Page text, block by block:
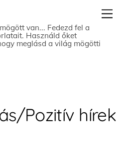
van... Fedezd fel a
Használd őket
meglásd a világ mögötti
Pozitív hírek